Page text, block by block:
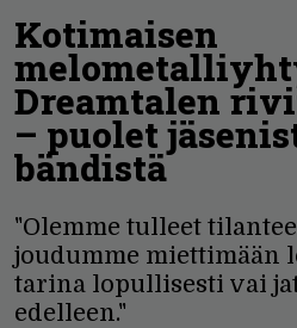
Kotimaisen
Dreamtalen
– puolet
bändistä
"Olemme tulleet
joudumme miettimään
tarina lopullisesti vai
edelleen."